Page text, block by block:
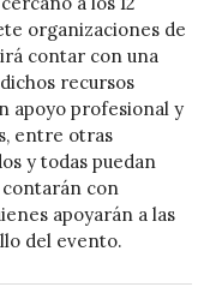
organizaciones de
contar con una
recursos
apoyo profesional y
entre otras
y todas puedan
con
apoyarán a las
del evento.